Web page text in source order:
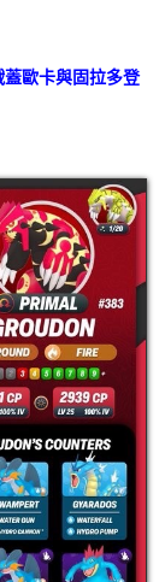
蓋歐卡與固拉多登